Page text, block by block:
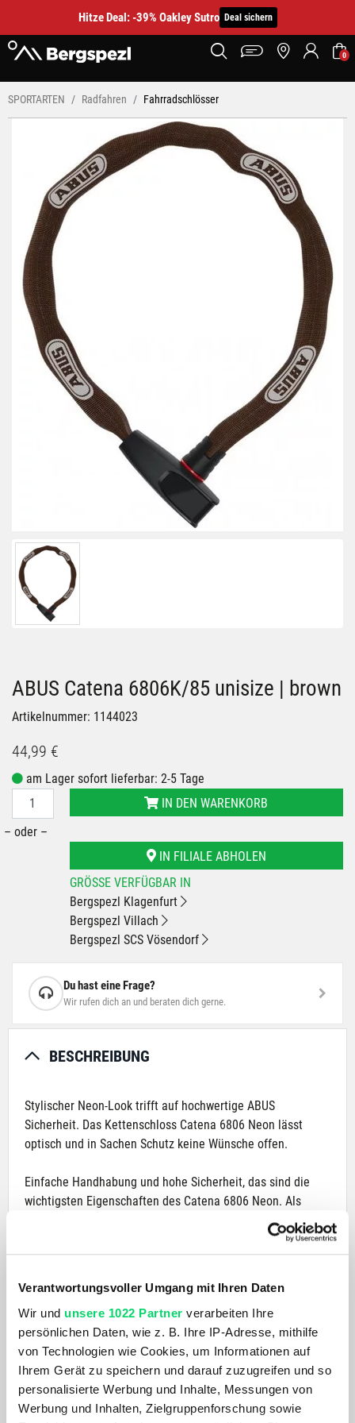
Verantwortungsvoller Umgang mit Ihren Daten
Wir und unsere 1022 Partner verarbeiten Ihre
persönlichen Daten, wie z. B. Ihre IP-Adresse, mithilfe
von Technologien wie Cookies, um Informationen auf
Ihrem Gerät zu speichern und darauf zuzugreifen und so
personalisierte Werbung und Inhalte, Messungen von
Werbung und Inhalten, Zielgruppenforschung sowie
Hitze Deal: -39% Oakley Sutro Deal sichern
0
SPORTARTEN Radfahren Fahrradschlösser
ABUS Catena 6806K/85 unisize | brown
Artikelnummer: 1144023
44,99 €
am Lager sofort lieferbar: 2-5 Tage
IN DEN WARENKORB
– oder –
IN FILIALE ABHOLEN
GRÖSSE VERFÜGBAR IN
Bergspezl Klagenfurt
Bergspezl Villach
Bergspezl SCS Vösendorf
Du hast eine Frage?
Wir rufen dich an und beraten dich gerne.
BESCHREIBUNG
Stylischer Neon-Look trifft auf hochwertige ABUS
Sicherheit. Das Kettenschloss Catena 6806 Neon lässt
optisch und in Sachen Schutz keine Wünsche offen.
Einfache Handhabung und hohe Sicherheit, das sind die
wichtigsten Eigenschaften des Catena 6806 Neon. Als
Kettenschloss findet es überall seinen Platz, ob in
Rucksack, Tasche, unter dem Sattel oder am Rahmen Ihres
Fahrrads.
Für perfekten Schutz sorgt dabei die bewährte ABUS
Qualität. Die sechs Millimeter gehärteter Stahl der Kette
und dem hochwertigen Schließzylinder bieten hohe
Sicherheit.
PRODUKTDETAILS